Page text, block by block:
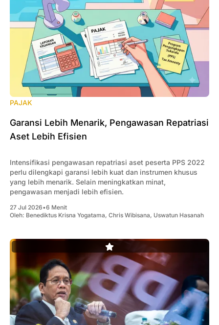
PAJAK
Garansi Lebih Menarik, Pengawasan Repatriasi
Aset Lebih Efisien
Intensifikasi pengawasan repatriasi aset peserta PPS 2022
perlu dilengkapi garansi lebih kuat dan instrumen khusus
yang lebih menarik. Selain meningkatkan minat,
pengawasan menjadi lebih efisien.
27 Jul 2026•6 Menit
Oleh: Benediktus Krisna Yogatama, Chris Wibisana, Uswatun Hasanah